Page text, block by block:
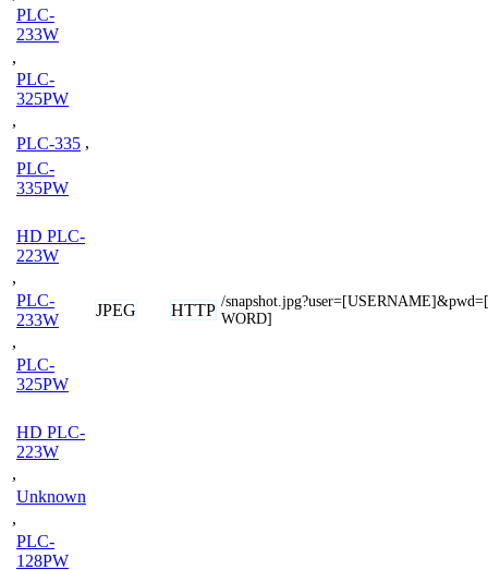
PLC-
233W
,
PLC-
325PW
,
PLC-335 ,
PLC-
335PW
HD PLC-
223W
,
PLC-
233W
,
PLC-
325PW
JPEG HTTP /
WORD]
HD PLC-
223W
,
Unknown
,
PLC-
128PW